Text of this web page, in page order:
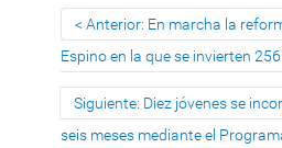
Anterior: En marcha la
Espino en la que se invierten
Siguiente: Diez jóvenes se
seis meses mediante el